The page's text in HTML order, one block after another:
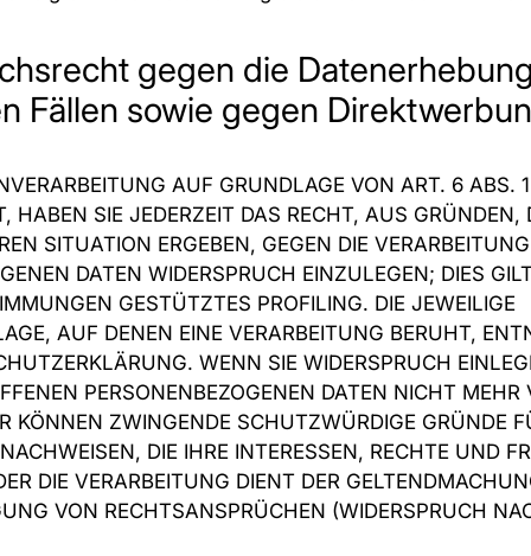
gegen die
Fällen sowie gegen
AUF GRUNDLAGE VON ART. 6 ABS.
HABEN SIE JEDERZEIT DAS RECHT, AUS GRÜNDEN,
SITUATION ERGEBEN, GEGEN DIE
DATEN WIDERSPRUCH EINZULEGEN; DIES
GESTÜTZTES PROFILING. DIE JEWEILIGE
AUF DENEN EINE VERARBEITUNG BERUHT,
WENN SIE WIDERSPRUCH
PERSONENBEZOGENEN DATEN NICHT MEHR
KÖNNEN ZWINGENDE SCHUTZWÜRDIGE GRÜNDE
DIE IHRE INTERESSEN, RECHTE UND
DIE VERARBEITUNG DIENT DER
VON RECHTSANSPRÜCHEN (WIDERSPRUCH